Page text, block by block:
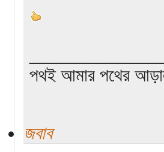
পথই আমার পথের
জবাব